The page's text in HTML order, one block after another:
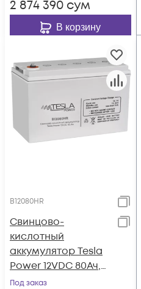
2 874 390 сум
В корзину
B12080HR
Свинцово-
кислотный
аккумулятор Tesla
Power 12VDC 80Ач,
серия High-rate
Под заказ